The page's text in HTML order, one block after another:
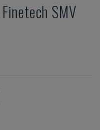
Finetech SMV